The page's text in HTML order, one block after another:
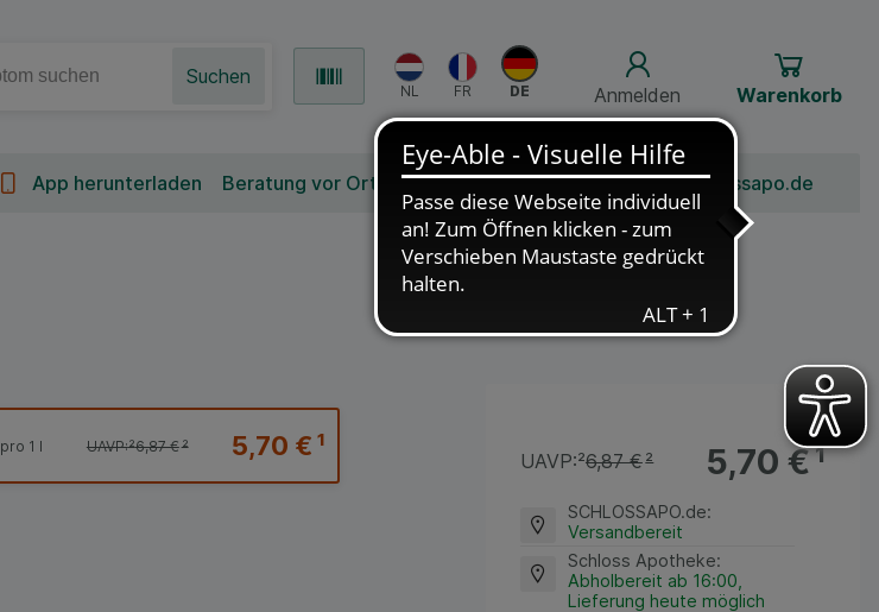
Anmelden Warenkorb
Suchen
App herunterladen Beratung vor Ort Bonusprogramm Jobs Über Schlossapo.de
5,70 €¹
UAVP:²6,87 €²
pro 1 l 5,70 €¹
UAVP:²6,87 €²
SCHLOSSAPO.de:
Versandbereit
Schloss Apotheke:
Abholbereit ab 16:00,
Lieferung heute möglich